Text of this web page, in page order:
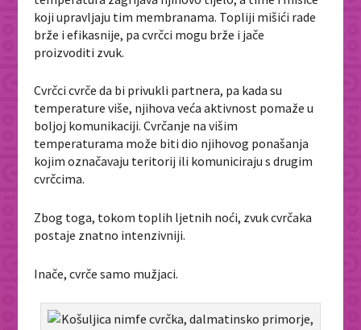
koji upravljaju tim membranama. Topliji mišići rade
brže i efikasnije, pa cvrčci mogu brže i jače
proizvoditi zvuk.
Cvrčci cvrče da bi privukli partnera, pa kada su
temperature više, njihova veća aktivnost pomaže u
boljoj komunikaciji. Cvrčanje na višim
temperaturama može biti dio njihovog ponašanja
kojim označavaju teritorij ili komuniciraju s drugim
cvrčcima.
Zbog toga, tokom toplih ljetnih noći, zvuk cvrčaka
postaje znatno intenzivniji.
Inače, cvrče samo mužjaci.